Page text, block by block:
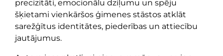
precizitāti, emocionālu dziļumu un spēju
šķietami vienkāršos ģimenes stāstos atklāt
sarežģītus identitātes, piederības un attiecību
jautājumus.